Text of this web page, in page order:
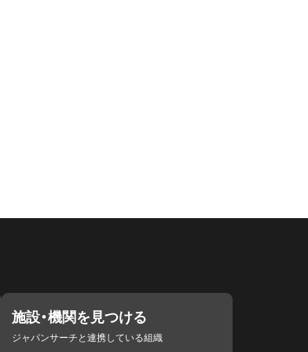
施設・機関を見つける
ジャパンサーチと連携している組織